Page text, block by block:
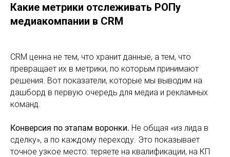
Какие метрики отслеживать РОПу
медиакомпании в CRM
CRM ценна не тем, что хранит данные, а тем, что
превращает их в метрики, по которым принимают
решения. Вот показатели, которые мы выводим на
дашборд в первую очередь для медиа и рекламных
команд.
Конверсия по этапам воронки. Не общая «из лида в
сделку», а по каждому переходу. Это показывает
точное узкое место: теряете на квалификации, на КП